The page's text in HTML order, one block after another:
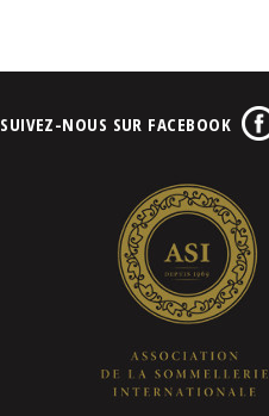
SUIVEZ-NOUS SUR FACEBOOK